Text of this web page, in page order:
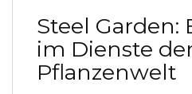
Steel Garden:
im Dienste
Pflanzenwelt